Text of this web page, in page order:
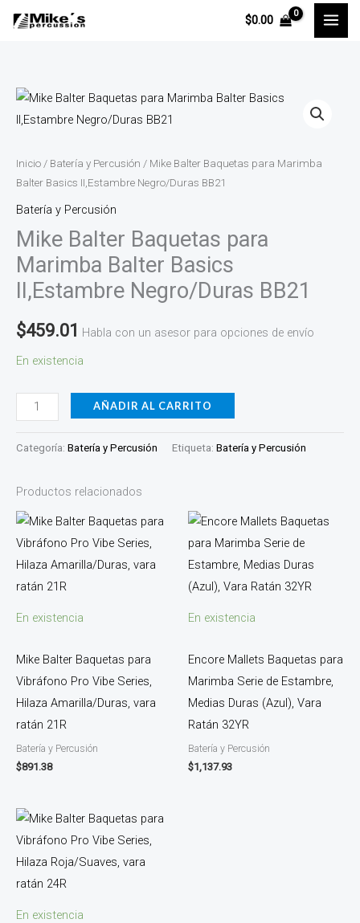
$0.00
Inicio / Batería y Percusión / Mike Balter Baquetas para Marimba
Balter Basics II,Estambre Negro/Duras BB21
Batería y Percusión
Mike Balter Baquetas para
Marimba Balter Basics
II,Estambre Negro/Duras BB21
$459.01 Habla con un asesor para opciones de envío
En existencia
Mike
Balter
para
Marimba
Balter
Basics
II,Estambre
Negro/Duras
BB21
AÑADIR AL CARRITO
Categoría: Batería y Percusión Etiqueta: Batería y Percusión
Productos relacionados
En existencia
Mike Balter Baquetas para
Vibráfono Pro Vibe Series,
Hilaza Amarilla/Duras, vara
ratán 21R
Batería y Percusión
$891.38
En existencia
Encore Mallets Baquetas para
Marimba Serie de Estambre,
Medias Duras (Azul), Vara
Ratán 32YR
Batería y Percusión
$1,137.93
En existencia